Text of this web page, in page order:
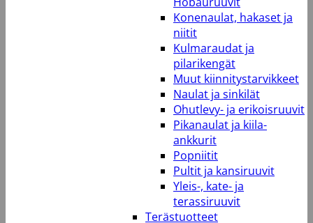
Konenaulat, hakaset ja
niitit
Kulmaraudat ja
pilarikengät
Muut kiinnitystarvikkeet
Naulat ja sinkilät
Ohutlevy- ja erikoisruuvit
Pikanaulat ja kiila-
ankkurit
Popniitit
Pultit ja kansiruuvit
Yleis-, kate- ja
terassiruuvit
Terästuotteet